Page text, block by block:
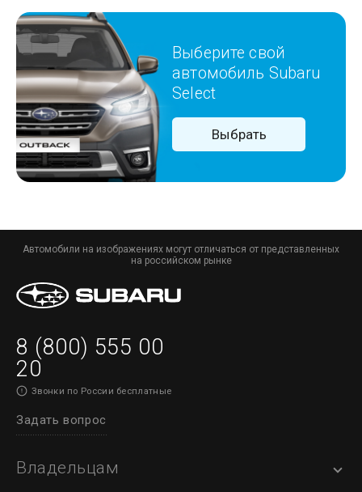
Выберите свой
автомобиль Subaru
Select
Выбрать
Автомобили на изображениях могут отличаться от представленных
на российском рынке
8 (800) 555 00
20
Звонки по России бесплатные
Задать вопрос
Владельцам